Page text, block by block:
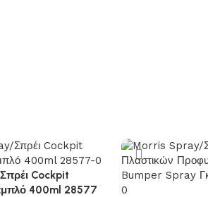
Cockpit
400ml 28577